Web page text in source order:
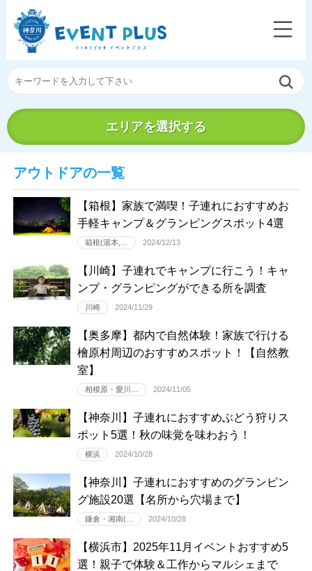
エリアを選択する
アウトドアの一覧
【箱根】家族で満喫！子連れにおすすめお
手軽キャンプ＆グランピングスポット4選
箱根(湯本,… 2024/12/13
【川崎】子連れでキャンプに行こう！キャ
ンプ・グランピングができる所を調査
川崎 2024/11/29
【奥多摩】都内で自然体験！家族で行ける
檜原村周辺のおすすめスポット！【自然教
室】
相模原・愛川… 2024/11/05
【神奈川】子連れにおすすめぶどう狩りス
ポット5選！秋の味覚を味わおう！
横浜 2024/10/28
【神奈川】子連れにおすすめのグランピン
グ施設20選【名所から穴場まで】
鎌倉・湘南(… 2024/10/28
【横浜市】2025年11月イベントおすすめ5
選！親子で体験＆工作からマルシェまで